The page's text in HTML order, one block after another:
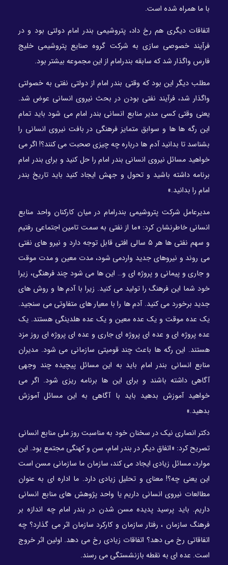
با ما همراه شده است.
اتفاقات دیگری هم رخ داد، پتروشیمی بندر امام دولتی بود و در
فرآیند خصوصی سازی به شرکت گروه صنایع پتروشیمی خلیج
فارس واگذار شد که سابقه بندرامام از این مجموعه بیشتر بود.
مطلب دیگر این بود که وقتی بندر امام از دولتی نفتی به خصولتی
واگذار شد، فرآیند نفتی بودن در بحث نیروی انسانی عوض شد.
یعنی وقتی کسی مدیر منابع انسانی بندر امام می شود باید تمام
این رگه ها ها و سوابق متمایز فرهنگی در بافت نیروی انسانی را
بشناسد تا بدانید آدم ها درباره چه چیزی صحبت می کنند؟! اگر می
خواهید مسائل نیروی انسانی بندر امام را حل کنید و برای بندر امام
برنامه داشته باشید و تحول و جهش ایجاد کنید باید تاریخ بندر
امام را بدانید.»
مدیرعامل شرکت پتروشیمی بندرامام در میان کارکنان واحد منابع
انسانی خاطرنشان کرد: «ما از نفتی به سمت تامین اجتماعی رفتیم
و سهم نفتی ها هر ۵ سالی افتی قابل توجه دارد و نیرو های نفتی
می روند و نیروهای جدید واردمی شود، مدت معین و مدت موقت
و جاری و پیمانی و پروژه ای و… این ها می شود چند فرهنگی، زیرا
خود شما این فرهنگ را تولید می کنید. زیرا با آدم ها و روش های
جدید برخورد می کنید. آدم ها را با معیار های متفاوتی می سنجید.
یک عده موقت و یک عده معین و یک عده هلدینگی هستند. یک
عده پروژه ای و عده ای پروژه ای جاری و عده ای پروژه ای روز مزد
هستند. این رگه ها باعث چند قومیتی سازمانی می شود. مدیران
منابع انسانی بندر امام باید به این مسائل پیچیده چند وجهی
آگاهی داشته باشند و برای این ها برنامه ریزی شود. اگر می
خواهید آموزش بدهید باید با آگاهی به این مسائل آموزش
بدهید.»
دکتر انصاری نیک در سخنان خود به مناسبت روز ملی منابع انسانی
تصریح کرد: «اتفاق دیگر در بندر امام، سن و کهنگی مجتمع بود. این
موارد، مسائل زیادی ایجاد می کند، سازمان ما سازمانی مسن است
این یعنی چه؟! معنای و تحلیل زیادی دارد. ما اداره ای به عنوان
مطالعات نیروی انسانی داریم یا واحد پژوهش های منابع انسانی
داریم. باید پرسید پدیده مسن شدن در بندر امام چه اندازه بر
فرهنگ سازمان ، رفتار سازمان و کارکرد سازمان اثر می گذارد؟ چه
اتفاقاتی رخ می دهد؟ اتفاقات زیادی رخ می دهد. اولین اثر خروج
است. عده ای به نقطه بازنشستگی می رسند.